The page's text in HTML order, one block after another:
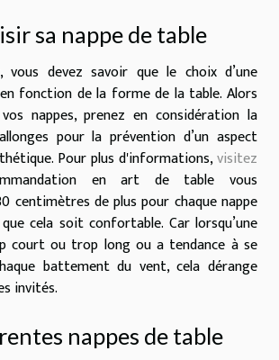
sa nappe de table
vous devez savoir que le choix d’une
fonction de la forme de la table. Alors
nappes, prenez en considération la
pour la prévention d’un aspect
Pour plus d'informations,visitez
en art de table vous
centimètres de plus pour chaque nappe
cela soit confortable. Car lorsqu’une
court ou trop long ou a tendance à se
battement du vent, cela dérange
invités.
nappes de table